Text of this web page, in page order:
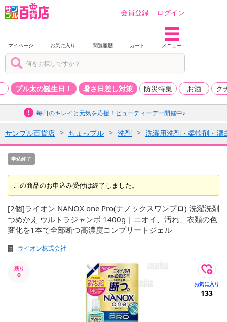
会員登録 ログイン
マイページ お気に入り 閲覧履歴 カート メニュー
プル太の誕生日！ 暑さ日差し対策 防災特集 お酒 ク
毎日のキレイと元気を応援！ビューティーデー開催中♪
サンプル百貨店 ちょっプル 洗剤 洗濯用洗剤・柔軟剤・漂
申込終了
この商品のお申込み受付は終了しました。
[2個]ライオン NANOX one Pro(ナノックスワンプロ) 洗濯洗剤
つめかえ ウルトラジャンボ 1400g | ニオイ、汚れ、衣類の色
変化を1本で全部断つ高濃度コンプリートジェル
ライオン株式会社
残り
0
133